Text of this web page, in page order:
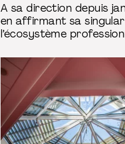
A sa direction depuis
en affirmant sa
l’écosystème